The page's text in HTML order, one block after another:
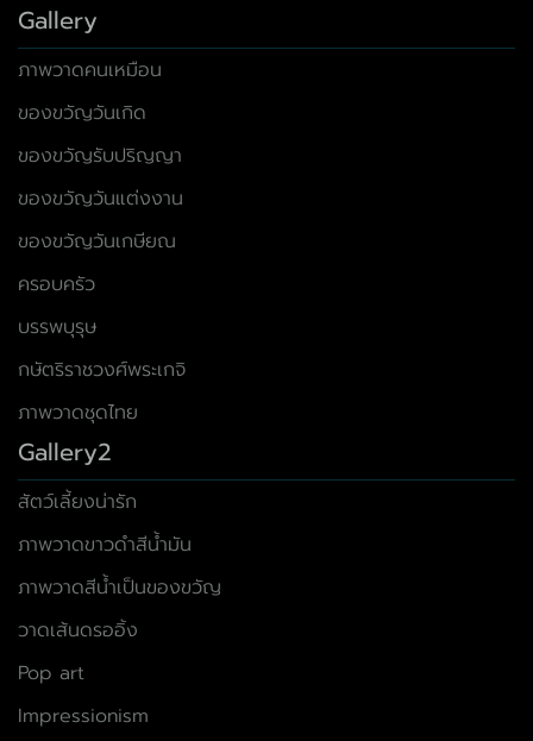
Gallery
ภาพวาดคนเหมือน
ของขวัญวันเกิด
ของขวัญรับปริญญา
ของขวัญวันแต่งงาน
ของขวัญวันเกษียณ
ครอบครัว
บรรพบุรุษ
กษัตริราชวงศ์พระเกจิ
ภาพวาดชุดไทย
Gallery2
สัตว์เลี้ยงน่ารัก
ภาพวาดขาวดำสีน้ำมัน
ภาพวาดสีน้ำเป็นของขวัญ
วาดเส้นดรออิ้ง
Pop art
Impressionism